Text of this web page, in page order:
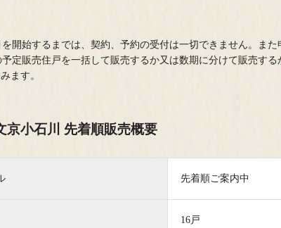
開始するまでは、契約、予約の受付は一切できません。ま
定販売住戸を一括して販売するか又は数期に分けて販売す
ます。
京小石川 先着順販売概要
先着順ご案内中
16戸